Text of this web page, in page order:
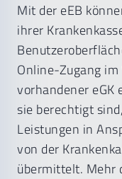
Mit der eEB
ihrer
Online-Zugang
vorhandener eGK
sie berechtigt
Leistungen in
von der
übermittelt. Mehr